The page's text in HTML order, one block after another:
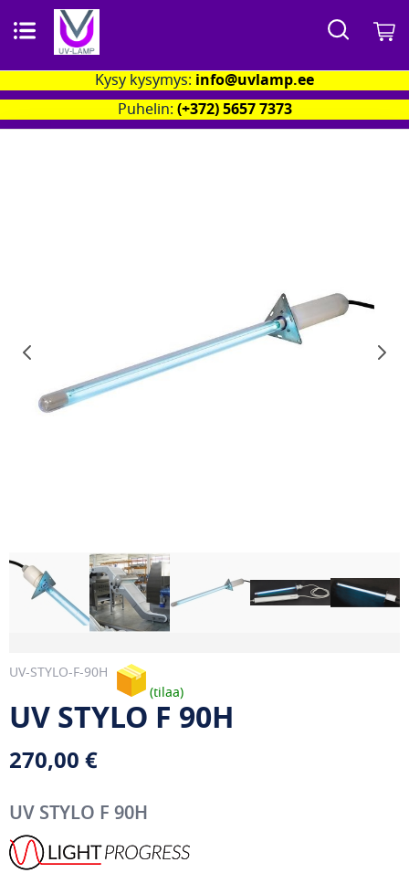
Search
Kysy kysymys: info@uvlamp.ee
Puhelin: (+372) 5657 7373
UV-STYLO-F-90H
tilaa
UV STYLO F 90H
270,00 €
UV STYLO F 90H